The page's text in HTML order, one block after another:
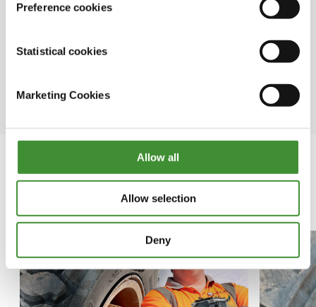
Preference cookies
Statistical cookies
Marketing Cookies
Allow all
Allow selection
Deny
and Aggregates, lo que hace aún más
En esta serie